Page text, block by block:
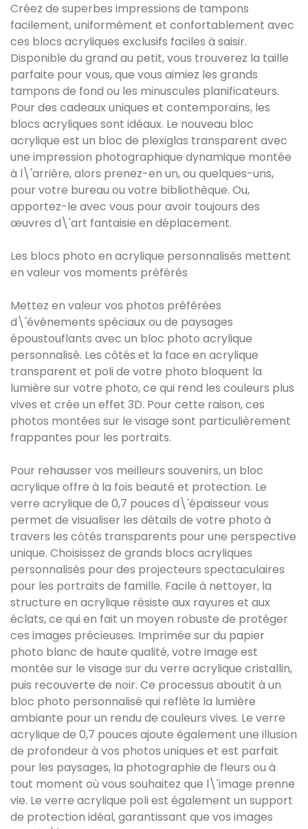
Créez de superbes impressions de tampons
facilement, uniformément et confortablement avec
ces blocs acryliques exclusifs faciles à saisir.
Disponible du grand au petit, vous trouverez la taille
parfaite pour vous, que vous aimiez les grands
tampons de fond ou les minuscules planificateurs.
Pour des cadeaux uniques et contemporains, les
blocs acryliques sont idéaux. Le nouveau bloc
acrylique est un bloc de plexiglas transparent avec
une impression photographique dynamique montée
à l\'arrière, alors prenez-en un, ou quelques-uns,
pour votre bureau ou votre bibliothèque. Ou,
apportez-le avec vous pour avoir toujours des
œuvres d\'art fantaisie en déplacement.
Les blocs photo en acrylique personnalisés mettent
en valeur vos moments préférés
Mettez en valeur vos photos préférées
d\'événements spéciaux ou de paysages
époustouflants avec un bloc photo acrylique
personnalisé. Les côtés et la face en acrylique
transparent et poli de votre photo bloquent la
lumière sur votre photo, ce qui rend les couleurs plus
vives et crée un effet 3D. Pour cette raison, ces
photos montées sur le visage sont particulièrement
frappantes pour les portraits.
Pour rehausser vos meilleurs souvenirs, un bloc
acrylique offre à la fois beauté et protection. Le
verre acrylique de 0,7 pouces d\'épaisseur vous
permet de visualiser les détails de votre photo à
travers les côtés transparents pour une perspective
unique. Choisissez de grands blocs acryliques
personnalisés pour des projecteurs spectaculaires
pour les portraits de famille. Facile à nettoyer, la
structure en acrylique résiste aux rayures et aux
éclats, ce qui en fait un moyen robuste de protéger
ces images précieuses. Imprimée sur du papier
photo blanc de haute qualité, votre image est
montée sur le visage sur du verre acrylique cristallin,
puis recouverte de noir. Ce processus aboutit à un
bloc photo personnalisé qui reflète la lumière
ambiante pour un rendu de couleurs vives. Le verre
acrylique de 0,7 pouces ajoute également une illusion
de profondeur à vos photos uniques et est parfait
pour les paysages, la photographie de fleurs ou à
tout moment où vous souhaitez que l\'image prenne
vie. Le verre acrylique poli est également un support
de protection idéal, garantissant que vos images